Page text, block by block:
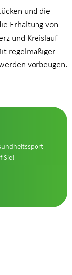
und die
Erhaltung von
und Kreislauf
regelmäßiger
vorbeugen.
Sie!